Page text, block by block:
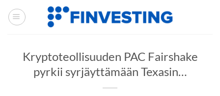
Siirry
sisältöön
Kryptoteollisuuden PAC Fairshake
pyrkii syrjäyttämään Texasin…